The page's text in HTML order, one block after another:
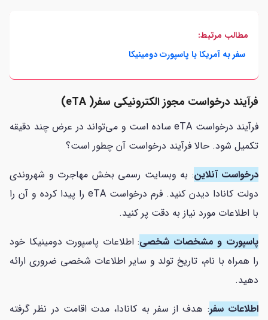
مطالب مرتبط:
سفر به آمریکا با پاسپورت دومینیکا
فرآیند درخواست مجوز الکترونیکی سفر( eTA)
فرآیند درخواست eTA ساده است و می‌تواند در عرض چند دقیقه
تکمیل شود. حالا فرآیند درخواست آن چطور است؟
درخواست آنلاین: به وبسایت رسمی بخش مهاجرت و شهروندی
دولت کانادا دیدن کنید. فرم درخواست eTA را پیدا کرده و آن را
با اطلاعات مورد نیاز به دقت پر کنید.
پاسپورت و مشخصات شخصی: اطلاعات پاسپورت دومینیکا خود
را همراه با نام، تاریخ تولد و سایر اطلاعات شخصی ضروری ارائه
دهید.
اطلاعات سفر: هدف از سفر به کانادا، مدت اقامت در نظر گرفته